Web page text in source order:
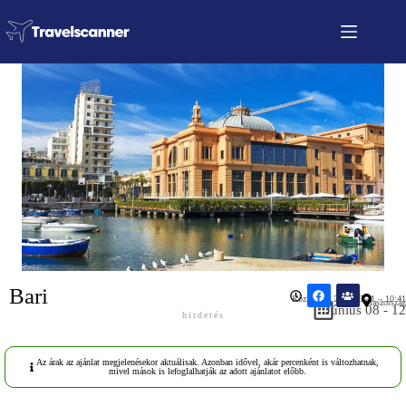
Június 08 - 12
Közzétéve: 2026.03.31 – 10:41
Olaszország
Bari
hirdetés
Az árak az ajánlat megjelenésekor aktuálisak. Azonban idővel, akár percenként is változhatnak,
mivel mások is lefoglalhatják az adott ajánlatot előbb.